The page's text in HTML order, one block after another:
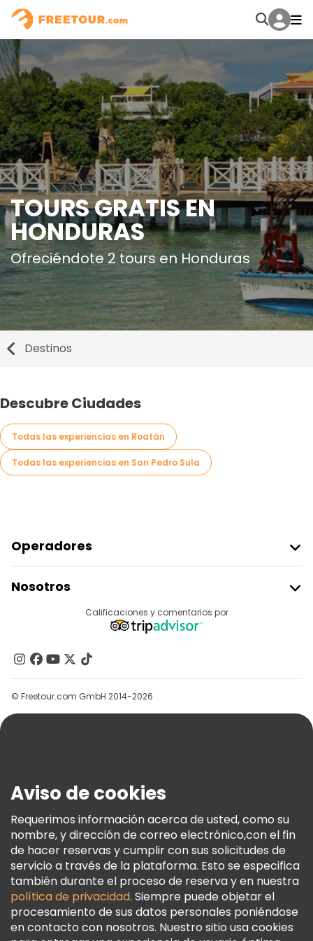
TOURS GRATIS EN
HONDURAS
Ofreciéndote 2 tours en Honduras
Destinos
Descubre Ciudades
Todas las experiencias en Roatán
Todas las experiencias en San Pedro Sula
Operadores
Acceder Como Proveedor
Programa De Afiliados
Nosotros
Contacto
Grupos
Ayuda
Términos E Información Legal
Política De Cookies
Freetour Premios
Programa De Fidelidad
Calificaciones y comentarios por
© Freetour.com GmbH 2014-2026
Aviso de cookies
Requerimos información acerca de usted, como su
nombre, y dirección de correo electrónico,con el fin
de hacer reservas y cumplir con sus solicitudes de
servicio a través de la plataforma. Esto se especifica
también durante el proceso de reserva y en nuestra
política de privacidad. Siempre puede objetar el
procesamiento de sus datos personales poniéndose
en contacto con nosotros. Nuestro sitio usa cookies